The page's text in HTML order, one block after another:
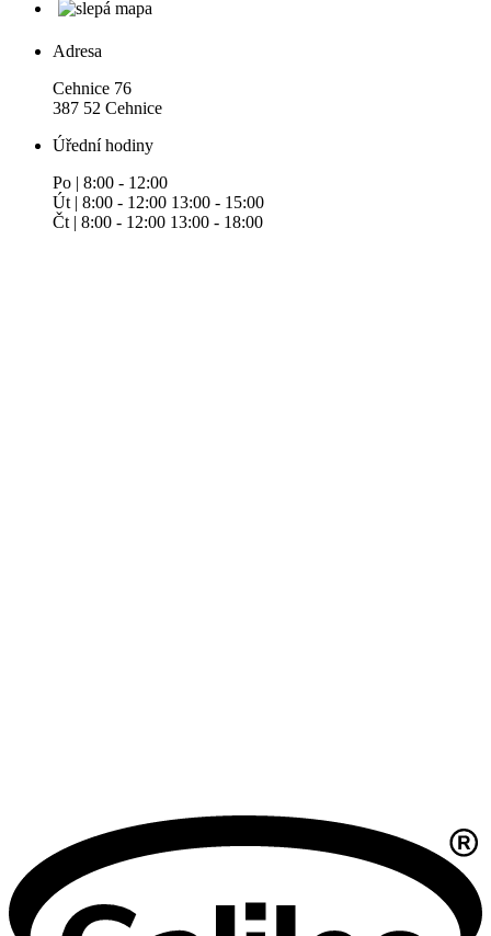
Adresa
Cehnice 76
387 52 Cehnice
Úřední hodiny
Po | 8:00 - 12:00
Út | 8:00 - 12:00 13:00 - 15:00
Čt | 8:00 - 12:00 13:00 - 18:00